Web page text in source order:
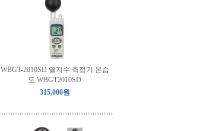
WBGT-2010SD 열지수 측정기 온습
도 WBGT2010SD
315,000원